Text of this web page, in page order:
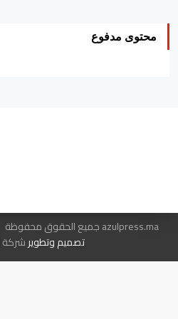
محتوى مدفوع
azulpress.ma جميع الحقوق محفوظة
تصميم وتطويرشركة